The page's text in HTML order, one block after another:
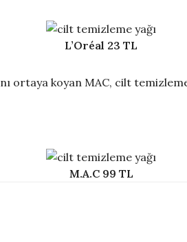
L’Oréal 23 TL
ortaya koyan MAC, cilt
M.A.C 99 TL